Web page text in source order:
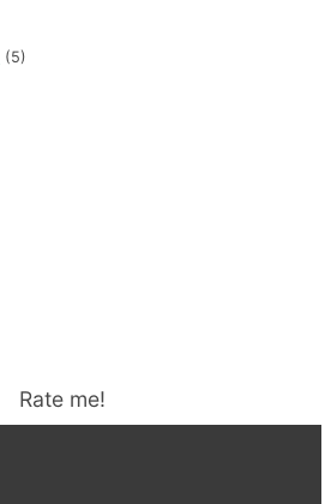
(5)
Rate me!